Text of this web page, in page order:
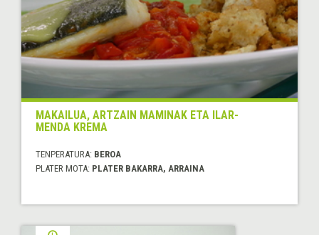
MAKAILUA, ARTZAIN MAMINAK ETA ILAR-
MENDA KREMA
TENPERATURA: BEROA
PLATER MOTA: PLATER BAKARRA, ARRAINA